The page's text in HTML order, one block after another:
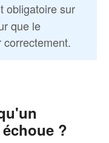
obligatoire sur
que le
?